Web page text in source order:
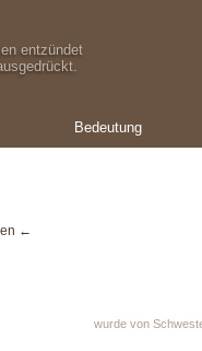
entzündet
Bedeutung
←
wurde von